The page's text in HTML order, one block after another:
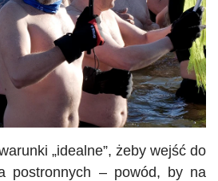
„idealne”, żeby wejść do
postronnych – powód, by na